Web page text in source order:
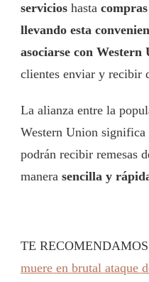
servicios hasta
llevando esta
asociarse con Western
clientes enviar y recibir
La alianza entre la
Western Union
podrán recibir remesas
manera sencilla y
TE
muere en brutal ataque